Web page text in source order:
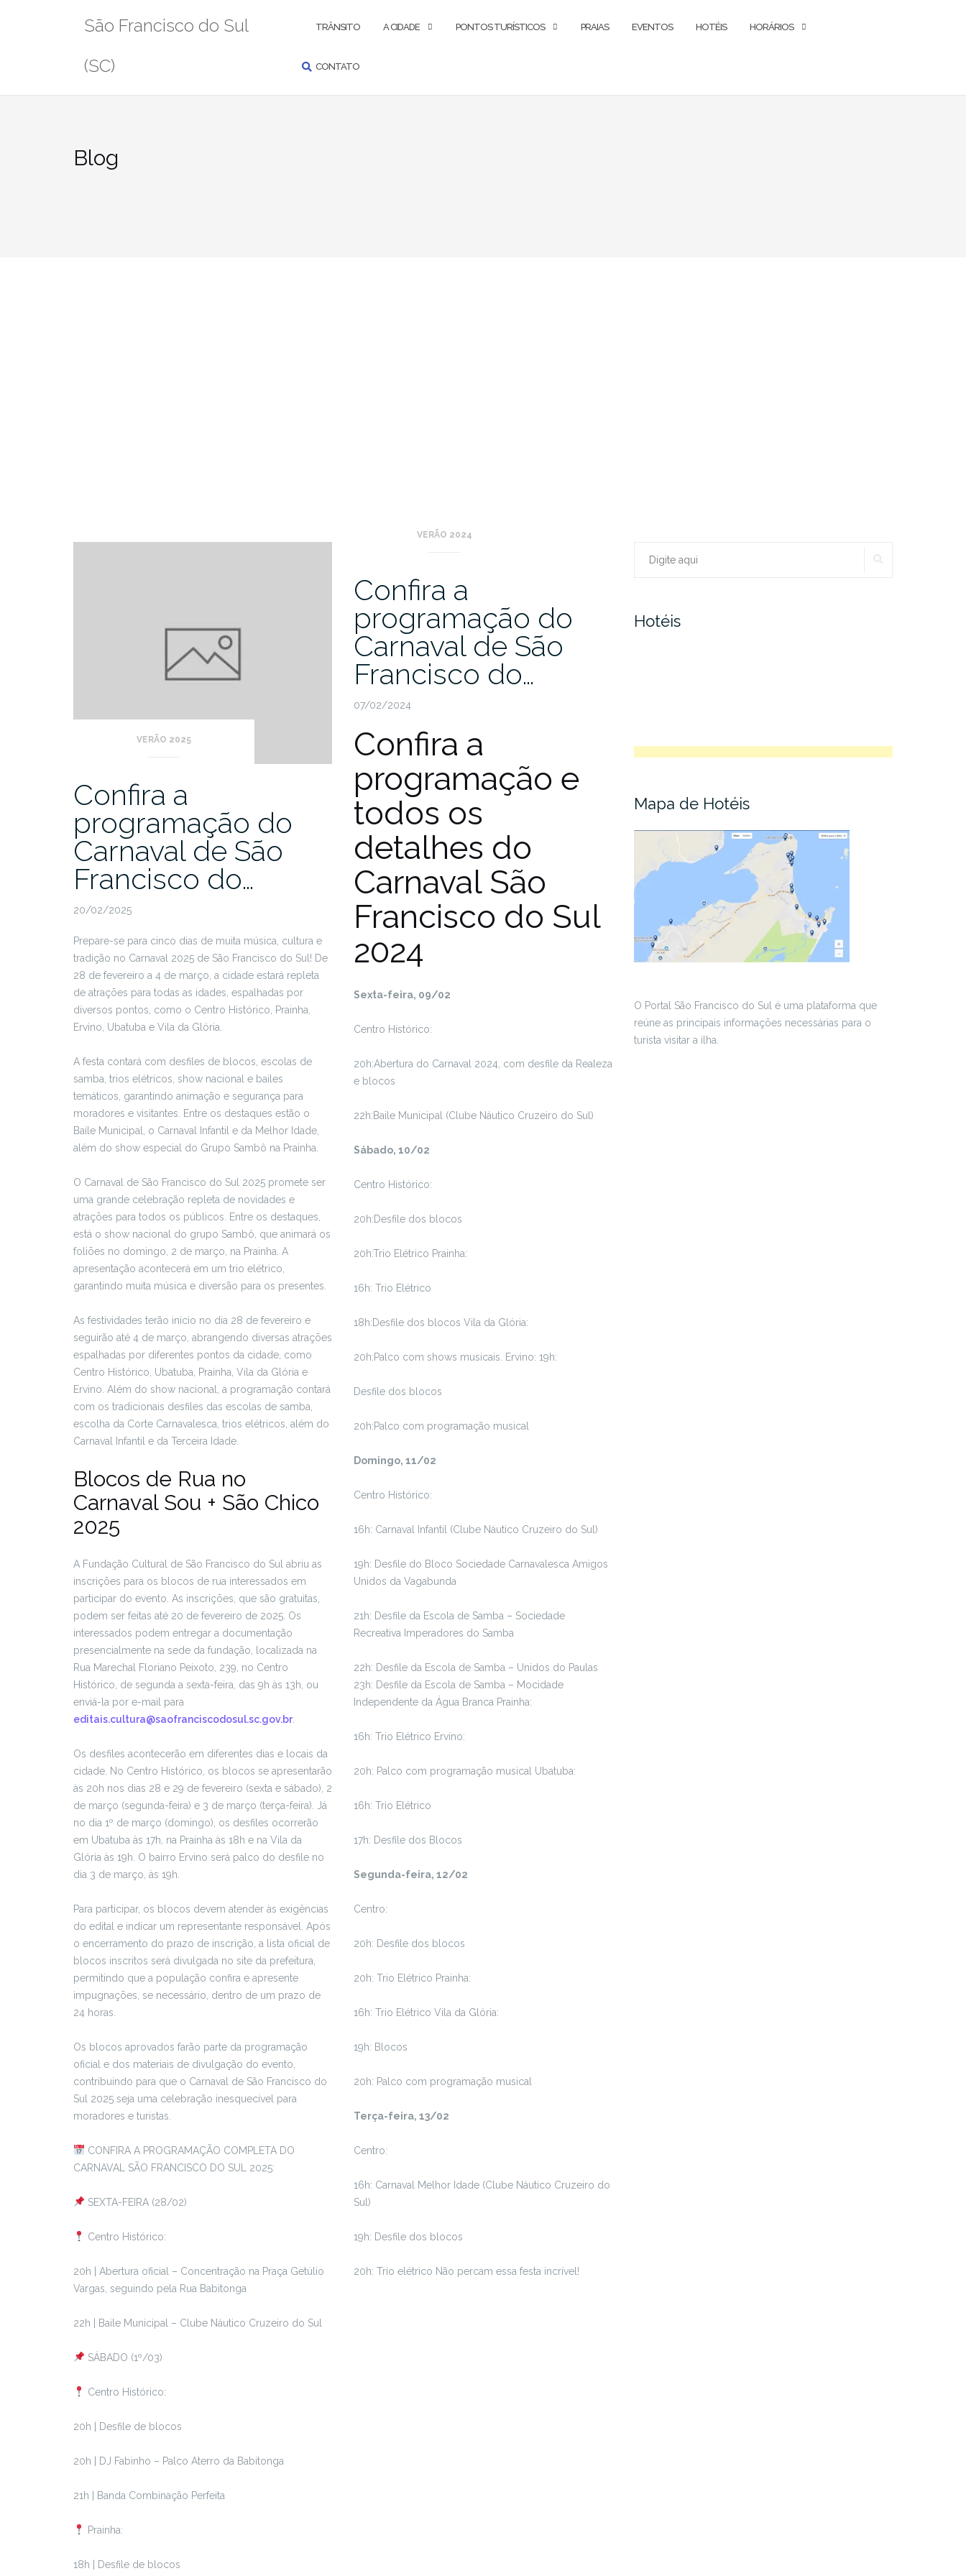
São Francisco do Sul
(SC)
TRÂNSITO A CIDADE PONTOS TURÍSTICOS PRAIAS EVENTOS HOTÉIS HORÁRIOS
CONTATO
Blog
VERÃO 2025
Confira a
programação do
Carnaval de São
Francisco do…
20/02/2025
Prepare-se para cinco dias de muita música, cultura e
tradição no Carnaval 2025 de São Francisco do Sul! De
28 de fevereiro a 4 de março, a cidade estará repleta
de atrações para todas as idades, espalhadas por
diversos pontos, como o Centro Histórico, Prainha,
Ervino, Ubatuba e Vila da Glória.
A festa contará com desfiles de blocos, escolas de
samba, trios elétricos, show nacional e bailes
temáticos, garantindo animação e segurança para
moradores e visitantes. Entre os destaques estão o
Baile Municipal, o Carnaval Infantil e da Melhor Idade,
além do show especial do Grupo Sambô na Prainha.
O Carnaval de São Francisco do Sul 2025 promete ser
uma grande celebração repleta de novidades e
atrações para todos os públicos. Entre os destaques,
está o show nacional do grupo Sambô, que animará os
foliões no domingo, 2 de março, na Prainha. A
apresentação acontecerá em um trio elétrico,
garantindo muita música e diversão para os presentes.
As festividades terão início no dia 28 de fevereiro e
seguirão até 4 de março, abrangendo diversas atrações
espalhadas por diferentes pontos da cidade, como
Centro Histórico, Ubatuba, Prainha, Vila da Glória e
Ervino. Além do show nacional, a programação contará
com os tradicionais desfiles das escolas de samba,
escolha da Corte Carnavalesca, trios elétricos, além do
Carnaval Infantil e da Terceira Idade.
Blocos de Rua no
Carnaval Sou + São Chico
2025
A Fundação Cultural de São Francisco do Sul abriu as
inscrições para os blocos de rua interessados em
participar do evento. As inscrições, que são gratuitas,
podem ser feitas até 20 de fevereiro de 2025. Os
interessados podem entregar a documentação
presencialmente na sede da fundação, localizada na
Rua Marechal Floriano Peixoto, 239, no Centro
Histórico, de segunda a sexta-feira, das 9h às 13h, ou
enviá-la por e-mail para
editais.cultura@saofranciscodosul.sc.gov.br.
Os desfiles acontecerão em diferentes dias e locais da
cidade. No Centro Histórico, os blocos se apresentarão
às 20h nos dias 28 e 29 de fevereiro (sexta e sábado), 2
de março (segunda-feira) e 3 de março (terça-feira). Já
no dia 1º de março (domingo), os desfiles ocorrerão
em Ubatuba às 17h, na Prainha às 18h e na Vila da
Glória às 19h. O bairro Ervino será palco do desfile no
dia 3 de março, às 19h.
Para participar, os blocos devem atender às exigências
do edital e indicar um representante responsável. Após
o encerramento do prazo de inscrição, a lista oficial de
blocos inscritos será divulgada no site da prefeitura,
permitindo que a população confira e apresente
impugnações, se necessário, dentro de um prazo de
24 horas.
Os blocos aprovados farão parte da programação
oficial e dos materiais de divulgação do evento,
contribuindo para que o Carnaval de São Francisco do
Sul 2025 seja uma celebração inesquecível para
moradores e turistas.
CONFIRA A PROGRAMAÇÃO COMPLETA DO
CARNAVAL SÃO FRANCISCO DO SUL 2025:
SEXTA-FEIRA (28/02)
Centro Histórico:
20h | Abertura oficial – Concentração na Praça Getúlio
Vargas, seguindo pela Rua Babitonga
22h | Baile Municipal – Clube Náutico Cruzeiro do Sul
SÁBADO (1º/03)
Centro Histórico:
20h | Desfile de blocos
20h | DJ Fabinho – Palco Aterro da Babitonga
21h | Banda Combinação Perfeita
Prainha:
18h | Desfile de blocos
VERÃO 2024
Confira a
programação do
Carnaval de São
Francisco do…
07/02/2024
Confira a
programação e
todos os
detalhes do
Carnaval São
Francisco do Sul
2024
Sexta-feira, 09/02
Centro Histórico:
20h:Abertura do Carnaval 2024, com desfile da Realeza
e blocos
22h:Baile Municipal (Clube Náutico Cruzeiro do Sul)
Sábado, 10/02
Centro Histórico:
20h:Desfile dos blocos
20h:Trio Elétrico Prainha:
16h: Trio Elétrico
18h:Desfile dos blocos Vila da Glória:
20h:Palco com shows musicais. Ervino: 19h:
Desfile dos blocos
20h:Palco com programação musical
Domingo, 11/02
Centro Histórico:
16h: Carnaval Infantil (Clube Náutico Cruzeiro do Sul)
19h: Desfile do Bloco Sociedade Carnavalesca Amigos
Unidos da Vagabunda
21h: Desfile da Escola de Samba – Sociedade
Recreativa Imperadores do Samba
22h: Desfile da Escola de Samba – Unidos do Paulas
23h: Desfile da Escola de Samba – Mocidade
Independente da Água Branca Prainha:
16h: Trio Elétrico Ervino:
20h: Palco com programação musical Ubatuba:
16h: Trio Elétrico
17h: Desfile dos Blocos
Segunda-feira, 12/02
Centro:
20h: Desfile dos blocos
20h: Trio Elétrico Prainha:
16h: Trio Elétrico Vila da Glória:
19h: Blocos
20h: Palco com programação musical
Terça-feira, 13/02
Centro:
16h: Carnaval Melhor Idade (Clube Náutico Cruzeiro do
Sul)
19h: Desfile dos blocos
20h: Trio elétrico Não percam essa festa incrível!
Procurar:
Hotéis
Mapa de Hotéis
O Portal São Francisco do Sul é uma plataforma que
reúne as principais informações necessárias para o
turista visitar a ilha.